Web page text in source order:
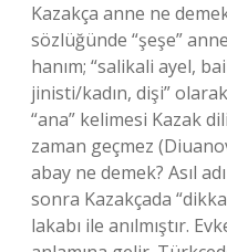
Kazakça anne ne
sözlüğünde “şeşe”
hanım; “salikali ayel,
jinisti/kadın, dişi”
“ana” kelimesi Kazak
zaman geçmez
abay ne demek? Asıl
sonra Kazakçada
lakabı ile anılmıştır.